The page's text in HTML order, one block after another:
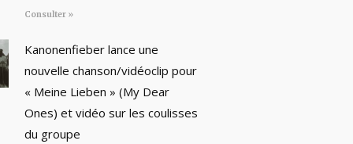
Consulter »
Kanonenfieber lance une
nouvelle chanson/vidéoclip pour
« Meine Lieben » (My Dear
Ones) et vidéo sur les coulisses
du groupe